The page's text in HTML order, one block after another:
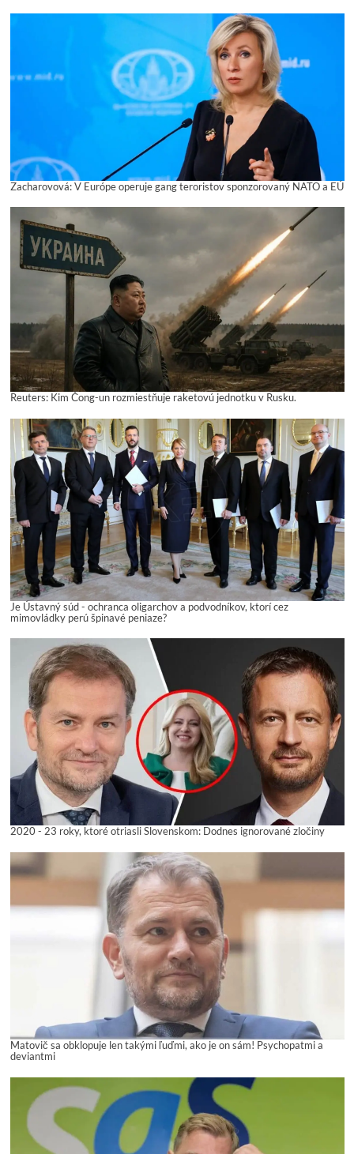
Zacharovová: V Európe operuje gang teroristov sponzorovaný NATO a EÚ
Reuters: Kim Čong-un rozmiestňuje raketovú jednotku v Rusku.
Je Ústavný súd - ochranca oligarchov a podvodníkov, ktorí cez
mimovládky perú špinavé peniaze?
2020 - 23 roky, ktoré otriasli Slovenskom: Dodnes ignorované zločiny
Matovič sa obklopuje len takými ľuďmi, ako je on sám! Psychopatmi a
deviantmi